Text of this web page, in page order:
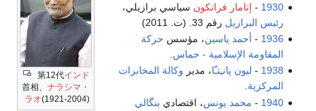
第12代インド
首相、 ナラシマ・
ラオ(1921-2004)
1930
- إتامار فرانكون سياسي برازيلي،
رئيس البرازيل رقم 33. (ت. 2011)
1936
- أحمد ياسين، مؤسس حركة
المقاومة الإسلامية - حماس
1938
- ليون پانـِتـّا، مدير وكالة المخابرات
المركزية.
1940
- محمد يونس، اقتصادي بنگالي